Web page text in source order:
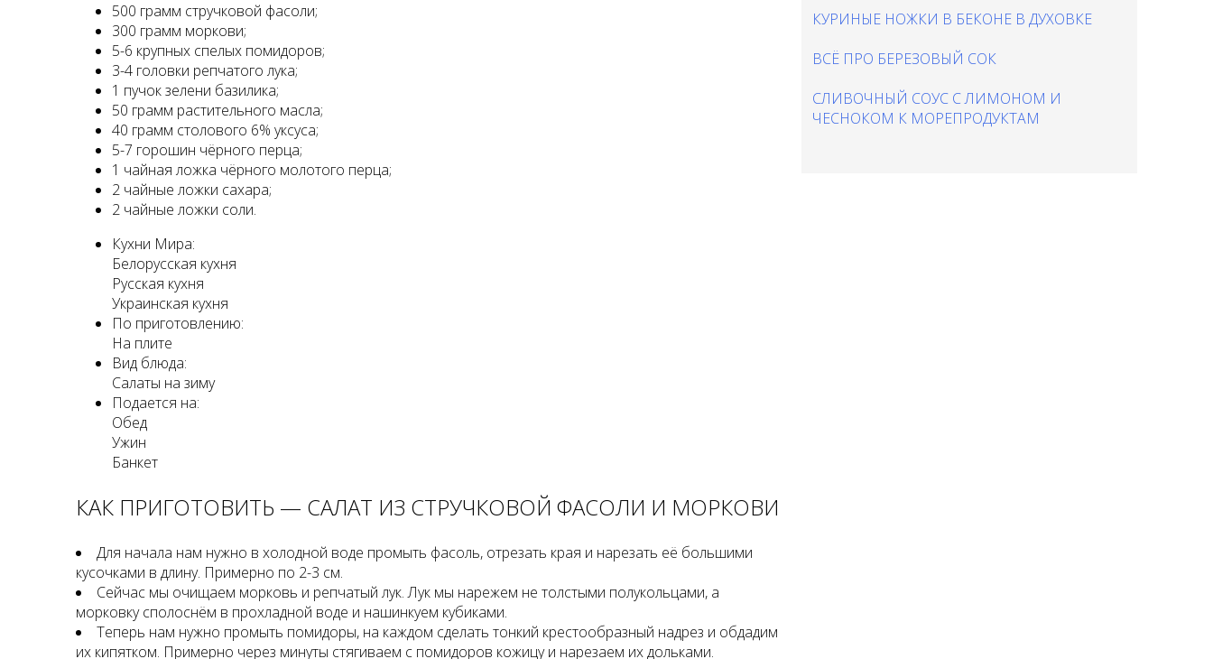
500 грамм стручковой фасоли;
300 грамм моркови;
5-6 крупных спелых помидоров;
3-4 головки репчатого лука;
1 пучок зелени базилика;
50 грамм растительного масла;
40 грамм столового 6% уксуса;
5-7 горошин чёрного перца;
1 чайная ложка чёрного молотого перца;
2 чайные ложки сахара;
2 чайные ложки соли.
Кухни Мира:
Белорусская кухня
Русская кухня
Украинская кухня
По приготовлению:
На плите
Вид блюда:
Салаты на зиму
Подается на:
Обед
Ужин
Банкет
КАК ПРИГОТОВИТЬ — САЛАТ ИЗ СТРУЧКОВОЙ ФАСОЛИ И МОРКОВИ
Для начала нам нужно в холодной воде промыть фасоль, отрезать края и нарезать её большими
кусочками в длину. Примерно по 2-3 см.
Сейчас мы очищаем морковь и репчатый лук. Лук мы нарежем не толстыми полукольцами, а
морковку сполоснём в прохладной воде и нашинкуем кубиками.
Теперь нам нужно промыть помидоры, на каждом сделать тонкий крестообразный надрез и обдадим
их кипятком. Примерно через минуты стягиваем с помидоров кожицу и нарезаем их дольками.
КУРИНЫЕ НОЖКИ В БЕКОНЕ В ДУХОВКЕ
ВСЁ ПРО БЕРЕЗОВЫЙ СОК
СЛИВОЧНЫЙ СОУС С ЛИМОНОМ И
ЧЕСНОКОМ К МОРЕПРОДУКТАМ